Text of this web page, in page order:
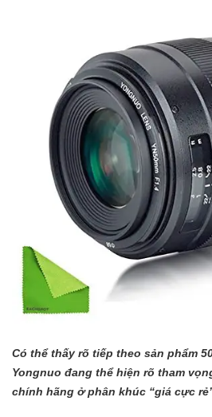
Có thể thấy rõ tiếp theo sản phẩm
Yongnuo đang thể hiện rõ tham
chính hãng ở phân khúc “giá cực